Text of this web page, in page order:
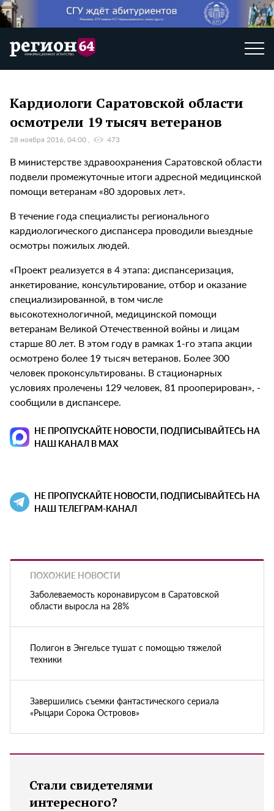
Кардиологи Саратовской области
осмотрели 19 тысяч ветеранов
28 ноября 2016, 04:00 473
В министерстве здравоохранения Саратовской области
подвели промежуточные итоги адресной медицинской
помощи ветеранам «80 здоровых лет».
В течение года специалисты регионального
кардиологического диспансера проводили выездные
осмотры пожилых людей.
«Проект реализуется в 4 этапа: диспансеризация,
анкетирование, консультирование, отбор и оказание
специализированной, в том числе
высокотехнологичной, медицинской помощи
ветеранам Великой Отечественной войны и лицам
старше 80 лет. В этом году в рамках 1-го этапа акции
осмотрено более 19 тысяч ветеранов. Более 300
человек проконсультированы. В стационарных
условиях пролечены 129 человек, 81 прооперирован», -
сообщили в диспансере.
НЕ ПРОПУСКАЙТЕ НОВОСТИ, ПОДПИСЫВАЙТЕСЬ НА
НАШ КАНАЛ В MAX
НЕ ПРОПУСКАЙТЕ НОВОСТИ, ПОДПИСЫВАЙТЕСЬ НА
НАШ ТЕЛЕГРАМ-КАНАЛ
ПОХОЖИЕ НОВОСТИ
Заболеваемость коронавирусом в Саратовской
области выросла на 28%
Полигон в Энгельсе тушат с помощью тяжелой
техники
Завершились съемки фантастического сериала
«Рыцари Сорока Островов»
Стали свидетелями
интересного?